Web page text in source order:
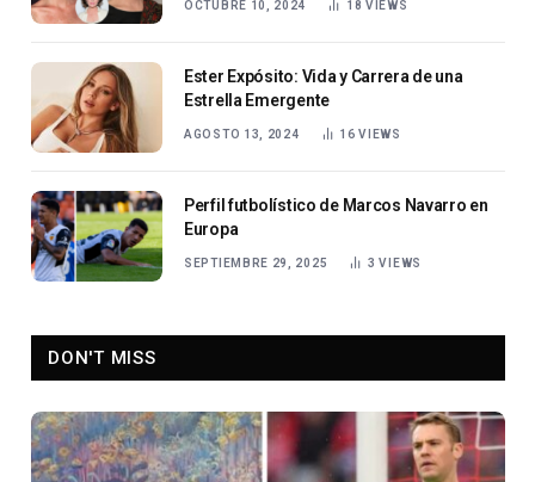
OCTUBRE 10, 2024 18VIEWS
Ester Expósito: Vida y Carrera de una
Estrella Emergente
AGOSTO 13, 2024 16VIEWS
Perfil futbolístico de Marcos Navarro en
Europa
SEPTIEMBRE 29, 2025 3VIEWS
DON'T MISS